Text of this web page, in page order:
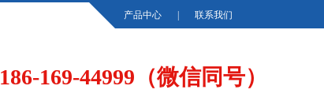
186-169-44999（微信同号）
产品中心 联系我们